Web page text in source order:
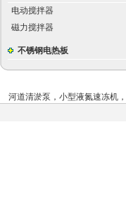
电动搅拌器
磁力搅拌器
不锈钢电热板
河道清淤泵 ， 小型液氮速冻机 ，